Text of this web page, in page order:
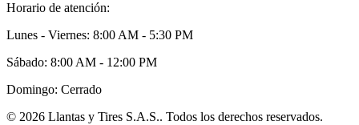
Horario de atención:
Lunes - Viernes: 8:00 AM - 5:30 PM
Sábado: 8:00 AM - 12:00 PM
Domingo: Cerrado
© 2026 Llantas y Tires S.A.S.. Todos los derechos reservados.